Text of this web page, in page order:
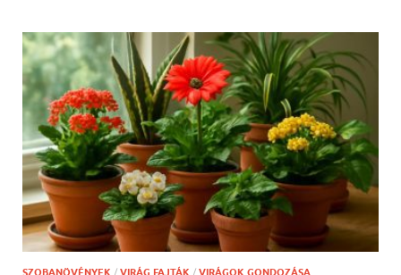
SZOBANÖVÉNYEK / VIRÁG FAJTÁK / VIRÁGOK GONDOZÁSA